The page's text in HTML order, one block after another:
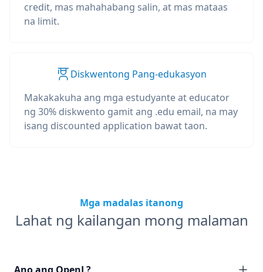
credit, mas mahahabang salin, at mas mataas
na limit.
Diskwentong Pang-edukasyon
Makakakuha ang mga estudyante at educator
ng 30% diskwento gamit ang .edu email, na may
isang discounted application bawat taon.
Mga madalas itanong
Lahat ng kailangan mong malaman